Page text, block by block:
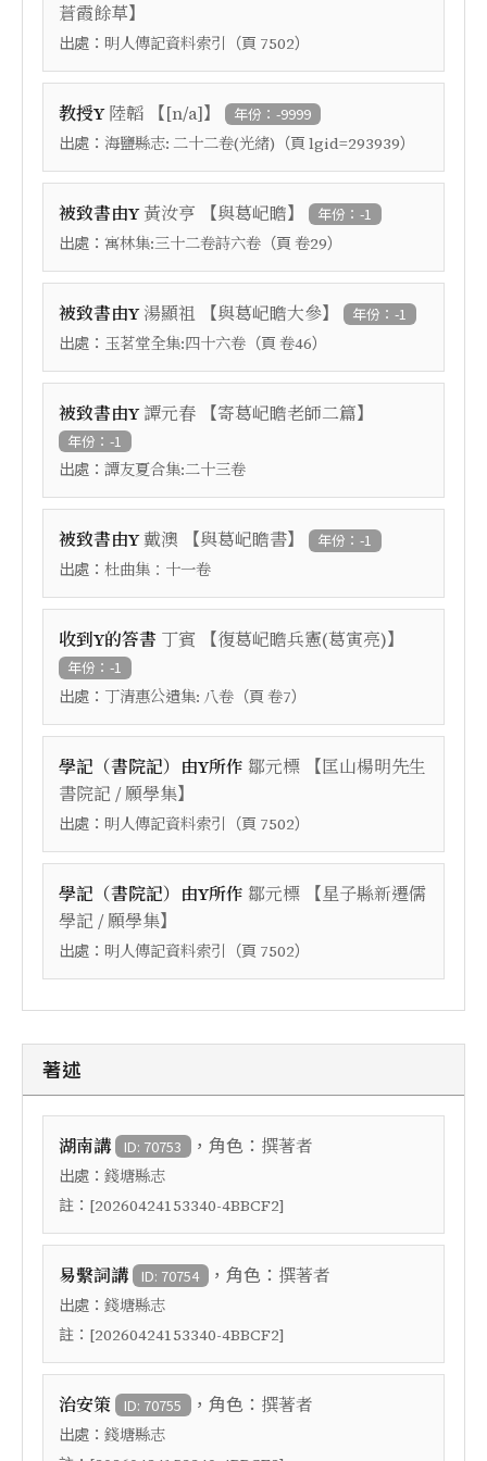
蒼霞餘草】
出處： 明人傳記資料索引 （頁 7502）
教授Y 陸韜 【[n/a]】 年份：-9999
出處： 海鹽縣志: 二十二卷(光緒) （頁 lgid=293939）
被致書由Y 黃汝亨 【與葛屺瞻】 年份：-1
出處： 寓林集:三十二卷詩六卷 （頁 卷29）
被致書由Y 湯顯祖 【與葛屺瞻大參】 年份：-1
出處： 玉茗堂全集:四十六卷 （頁 卷46）
被致書由Y 譚元春 【寄葛屺瞻老師二篇】
年份：-1
出處： 譚友夏合集:二十三卷
被致書由Y戴澳 【與葛屺瞻書】 年份：-1
出處： 杜曲集：十一卷
收到Y的答書 丁賓 【復葛屺瞻兵憲(葛寅亮)】
年份：-1
出處： 丁清惠公遺集: 八卷 （頁 卷7）
學記（書院記）由Y所作 鄒元標 【匡山楊明先生
書院記 / 願學集】
出處： 明人傳記資料索引 （頁 7502）
學記（書院記）由Y所作 鄒元標 【星子縣新遷儒
學記 / 願學集】
出處： 明人傳記資料索引 （頁 7502）
著述
湖南講 ID: 70753 ，角色： 撰著者
出處： 錢塘縣志
註： [20260424153340-4BBCF2]
易繫詞講 ID: 70754 ，角色： 撰著者
出處： 錢塘縣志
註： [20260424153340-4BBCF2]
治安策 ID: 70755 ，角色： 撰著者
出處： 錢塘縣志